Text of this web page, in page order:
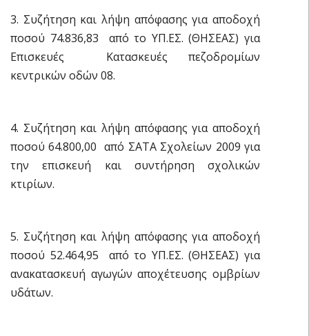
3. Συζήτηση και λήψη απόφασης για αποδοχή
ποσού 74.836,83  από το ΥΠ.ΕΣ. (ΘΗΣΕΑΣ) για
Επισκευές  Κατασκευές πεζοδρομίων
κεντρικών οδών 08.
4. Συζήτηση και λήψη απόφασης για αποδοχή
ποσού 64.800,00  από ΣΑΤΑ Σχολείων 2009 για
την επισκευή και συντήρηση σχολικών
κτιρίων.
5. Συζήτηση και λήψη απόφασης για αποδοχή
ποσού 52.464,95  από το ΥΠ.ΕΣ. (ΘΗΣΕΑΣ) για
ανακατασκευή αγωγών αποχέτευσης ομβρίων
υδάτων.